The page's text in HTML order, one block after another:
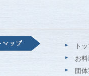
ト
お
団